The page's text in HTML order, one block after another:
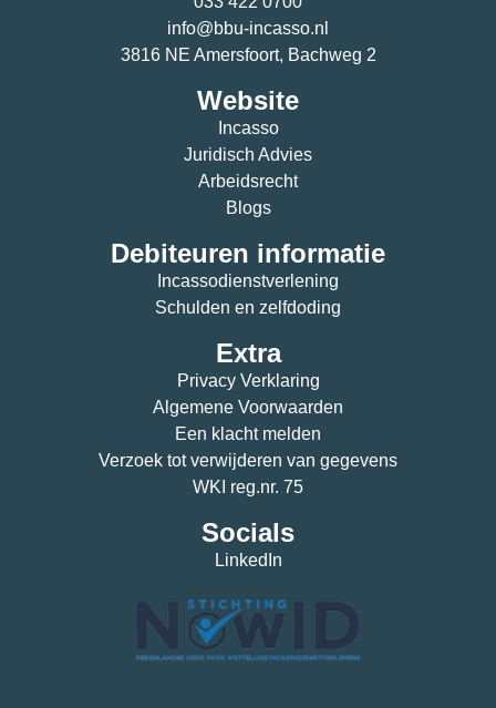
info@bbu-incasso.nl
3816 NE Amersfoort, Bachweg 2
Website
Incasso
Juridisch Advies
Arbeidsrecht
Blogs
Debiteuren informatie
Incassodienstverlening
Schulden en zelfdoding
Extra
Privacy Verklaring
Algemene Voorwaarden
Een klacht melden
Verzoek tot verwijderen van gegevens
WKI reg.nr. 75
Socials
LinkedIn